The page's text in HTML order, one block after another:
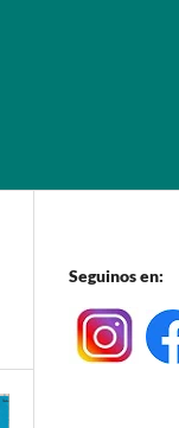
Seguinos en: